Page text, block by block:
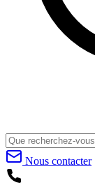
Nous contacter